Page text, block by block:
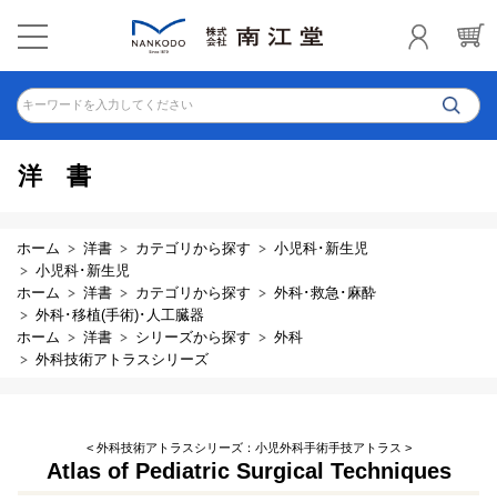
キーワードを入力してください
洋書
ホーム 洋書 カテゴリから探す
小児科･新生児
小児科･新生児
ホーム
洋書 カテゴリから探す
外科･救急･麻酔
外科･移植(手術)･人工臓器
ホーム
洋書 シリーズから探す
外科
外科技術アトラスシリーズ
< 外科技術アトラスシリーズ：小児外科手術手技アトラス >
Atlas of Pediatric Surgical Techniques